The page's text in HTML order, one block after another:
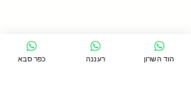
כפר סבא רעננה הוד השרון